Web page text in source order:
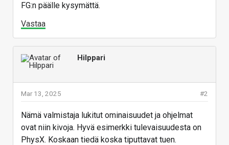
FG:n päälle kysymättä.
Vastaa
Hilppari
#2
Mar 13, 2025
Nämä valmistaja lukitut ominaisuudet ja ohjelmat
ovat niin kivoja. Hyvä esimerkki tulevaisuudesta on
PhysX. Koskaan tiedä koska tiputtavat tuen.